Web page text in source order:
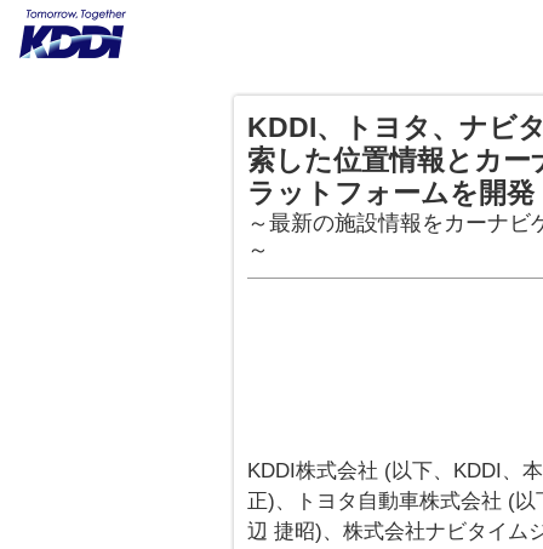
KDDI、トヨタ、ナビ
索した位置情報とカ
ラットフォームを開発
～最新の施設情報をカーナ
～
KDDI株式会社 (以下、KDDI、
正)、トヨタ自動車株式会社 (
辺 捷昭)、株式会社ナビタイム